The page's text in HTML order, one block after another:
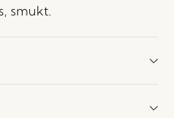
smukt.